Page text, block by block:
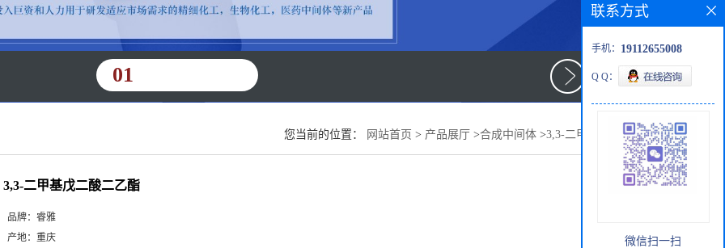
01
您当前的位置： 网站首页 > 产品展厅 >合成中间体 >3,3-二甲基戊二酸二乙酯
3,3-二甲基戊二酸二乙酯
品牌： 睿雅
产地： 重庆
联系方式
手机： 19112655008
Q Q：
微信扫一扫